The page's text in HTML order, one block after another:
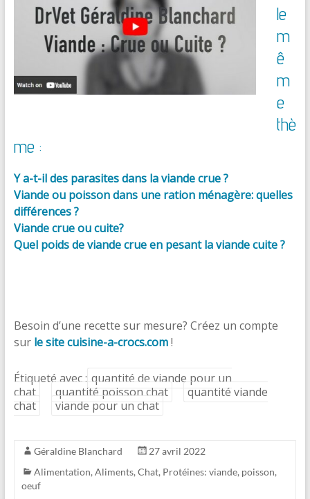
le
m
ê
m
e
thè
me :
Y a-t-il des parasites dans la viande crue ?
Viande ou poisson dans une ration ménagère: quelles
différences ?
Viande crue ou cuite?
Quel poids de viande crue en pesant la viande cuite ?
Besoin d’une recette sur mesure? Créez un compte
sur le site cuisine-a-crocs.com!
Étiqueté avec : quantité de viande pour un
chat
quantité poisson chat
quantité viande
chat
viande pour un chat
Géraldine Blanchard
27 avril 2022
Alimentation, Aliments, Chat, Protéines: viande, poisson,
oeuf